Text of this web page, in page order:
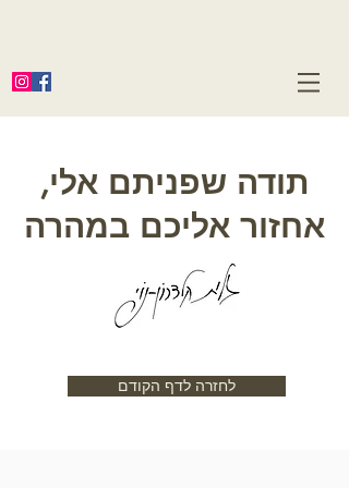
תודה שפניתם אלי,
אחזור אליכם במהרה
לחזרה לדף הקודם